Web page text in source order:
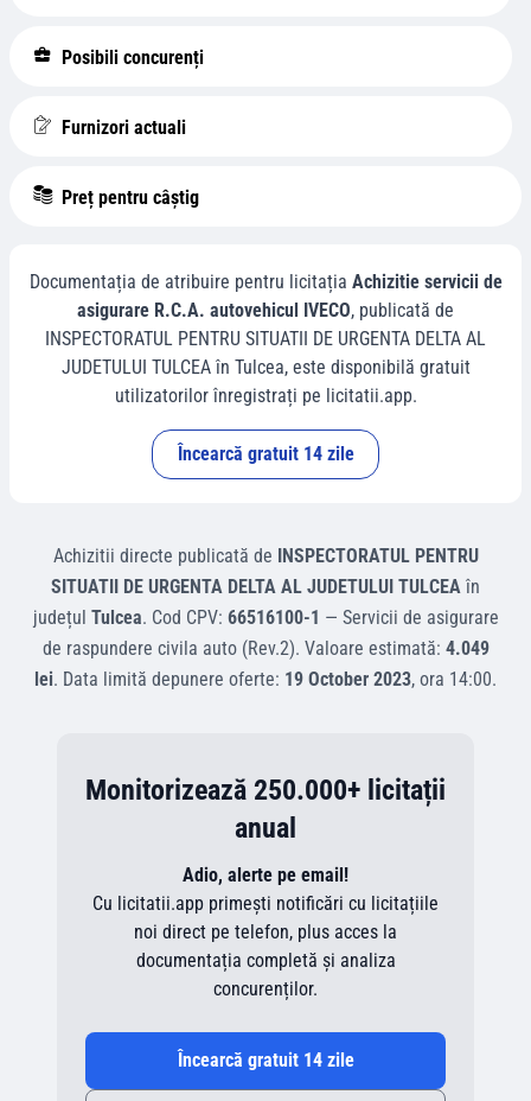
Posibili concurenți
Furnizori actuali
Preț pentru câștig
Documentația de atribuire pentru licitația Achizitie servicii de
asigurare R.C.A. autovehicul IVECO, publicată de
INSPECTORATUL PENTRU SITUATII DE URGENTA DELTA AL
JUDETULUI TULCEAîn Tulcea, este disponibilă gratuit
utilizatorilor înregistrați pe licitatii.app.
Încearcă gratuit 14 zile
Achizitii directe publicată de INSPECTORATUL PENTRU
SITUATII DE URGENTA DELTA AL JUDETULUI TULCEA în
județul Tulcea. Cod CPV: 66516100-1 — Servicii de asigurare
de raspundere civila auto (Rev.2). Valoare estimată: 4.049
lei. Data limită depunere oferte: 19 October 2023, ora 14:00.
Monitorizează 250.000+ licitații
anual
Adio, alerte pe email!
Cu licitatii.app primești notificări cu licitațiile
noi direct pe telefon, plus acces la
documentația completă și analiza
concurenților.
Încearcă gratuit 14 zile